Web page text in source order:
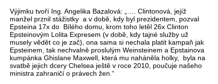
Výjimku tvoří Ing. Angelika Bazalová: „…. Clintonová, jejíž
manžel prznil stážistky a v době, kdy byl prezidentem, pozval
Epsteina 17x do Bílého domu, krom toho letěl 26x Clinton
Epsteinovým Lolita Expresem (v době, kdy tajné služby už
musely vědět co je zač), ona sama si nechala platit kampaň jak
Epsteinem, tak nechvalně proslulým Weinsteinem a Epstainova
kumpánka Ghislane Maxwell, která mu naháněla holky, byla na
svatbě jejich dcery Chelsea ještě v roce 2010, poučuje našeho
ministra zahraničí o právech žen.“